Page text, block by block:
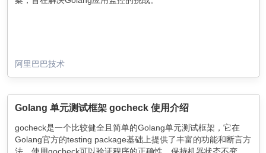
阿里巴巴技术
Golang 单元测试框架 gocheck 使用介绍
gocheck是一个比较健全且简单的Golang单元测试框架，它在
Golang官方的testing package基础上提供了丰富的功能和断言方
法。使用gocheck可以验证程序的正确性，保持机器状态不变，